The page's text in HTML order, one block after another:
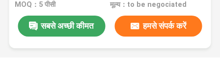
MOQ：5 पीसी मूल्य：to be negociated
सबसे अच्छी कीमत हमसे संपर्क करें